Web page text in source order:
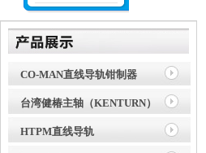
CO-MAN直线导轨钳制器
台湾健椿主轴（KENTURN）
HTPM直线导轨